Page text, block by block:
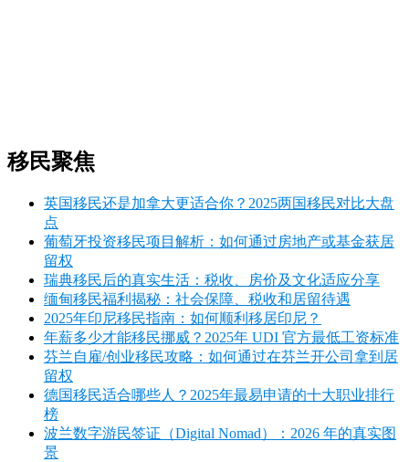
移民聚焦
英国移民还是加拿大更适合你？2025两国移民对比大盘
点
葡萄牙投资移民项目解析：如何通过房地产或基金获居
留权
瑞典移民后的真实生活：税收、房价及文化适应分享
缅甸移民福利揭秘：社会保障、税收和居留待遇
2025年印尼移民指南：如何顺利移居印尼？
年薪多少才能移民挪威？2025年 UDI 官方最低工资标准
芬兰自雇/创业移民攻略：如何通过在芬兰开公司拿到居
留权
德国移民适合哪些人？2025年最易申请的十大职业排行
榜
波兰数字游民签证（Digital Nomad）：2026 年的真实图
景